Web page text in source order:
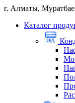
г. Алматы,
Каталог